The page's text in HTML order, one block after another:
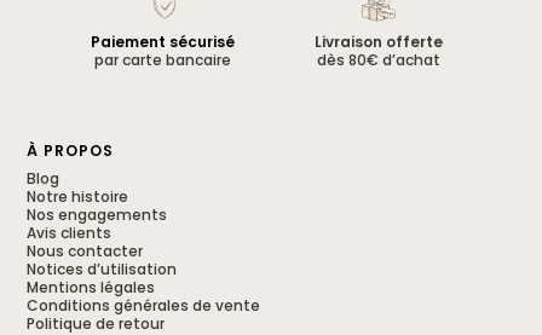
Paiement sécurisé
par carte bancaire
Livraison offerte
dès 80€ d’achat
À PROPOS
Blog
Notre histoire
Nos engagements
Avis clients
Nous contacter
Notices d’utilisation
Mentions légales
Conditions générales de vente
Politique de retour